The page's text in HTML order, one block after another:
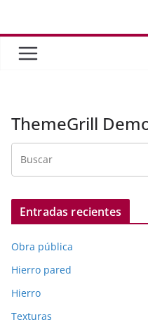
contenido
ThemeGrill
Entradas recientes
Obra pública
Hierro pared
Hierro
Texturas